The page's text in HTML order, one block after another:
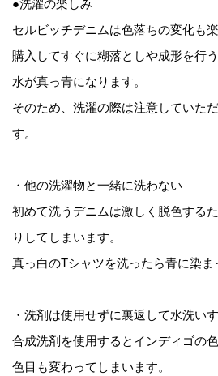
●洗濯の楽しみ
セルビッチデニムは色落ちの変化も
購入してすぐに糊落としや成形を行
水が真っ青になります。
そのため、洗濯の際は注意していた
す。
・他の洗濯物と一緒に洗わない
初めて洗うデニムは激しく脱色する
りしてしまいます。
真っ白のTシャツを洗ったら青に染ま
・洗剤は使用せずに裏返して水洗い
合成洗剤を使用するとインディゴの
色目も変わってしまいます。